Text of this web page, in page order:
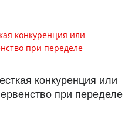
конкуренция или
при переделе